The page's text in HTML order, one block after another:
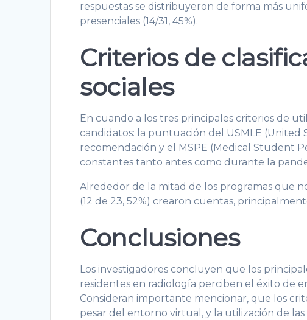
respuestas se distribuyeron de forma más
presenciales (14/31, 45%).
Criterios de
sociales
En cuando a los tres principales criterios de
candidatos: la puntuación del USMLE (United
recomendación y el MSPE (Medical Student
constantes tanto antes como durante la
Alrededor de la mitad de los programas que
(12 de 23, 52%) crearon cuentas,
Conclusiones
Los investigadores concluyen que los
residentes en radiología perciben el éxito de
Consideran importante mencionar, que los
pesar del entorno virtual, y la utilización de